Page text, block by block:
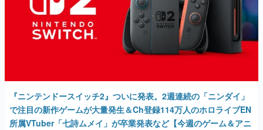
『ニンテンドースイッチ2』ついに発表。2週連続の「ニンダイ」
で注目の新作ゲームが大量発生＆Ch登録114万人のホロライブEN
所属VTuber「七詩ムメイ」が卒業発表など【今週のゲーム＆アニ